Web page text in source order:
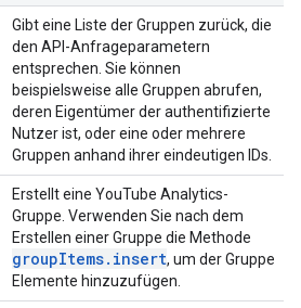
Gibt eine Liste der Gruppen zurück, die
den API-Anfrageparametern
entsprechen. Sie können
beispielsweise alle Gruppen abrufen,
deren Eigentümer der authentifizierte
Nutzer ist, oder eine oder mehrere
Gruppen anhand ihrer eindeutigen IDs.
Erstellt eine YouTube Analytics-
Gruppe. Verwenden Sie nach dem
Erstellen einer Gruppe die Methode
groupItems. insert, um der Gruppe
Elemente hinzuzufügen.